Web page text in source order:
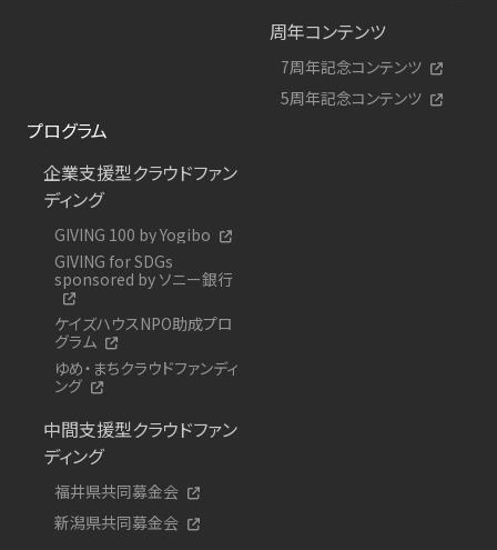
周年コンテンツ
7周年記念コンテンツ
5周年記念コンテンツ
プログラム
企業支援型クラウドファン
ディング
GIVING 100 by Yogibo
GIVING for SDGs
sponsored by ソニー銀行
ケイズハウスNPO助成プロ
グラム
ゆめ・まちクラウドファンディ
ング
中間支援型クラウドファン
ディング
福井県共同募金会
新潟県共同募金会